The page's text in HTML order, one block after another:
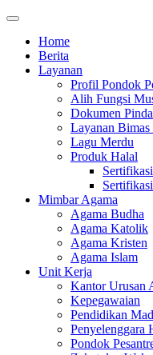
Home
Berita
Layanan
Profil Pondok
Alih Fungsi
Dokumen
Layanan Bimas
Lagu Merdu
Produk Halal
Mimbar Agama
Agama Budha
Agama Katolik
Agama Kristen
Agama Islam
Unit Kerja
Kantor Urusan
Kepegawaian
Pendidikan
Penyelenggara
Pondok